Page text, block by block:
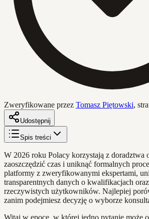
Zweryfikowane przez Tomasz Piętowski,
Udostępnij
Spis treści
W 2026 roku Polacy korzystają z doradztwa
zaoszczędzić czas i uniknąć formalnych
platformy z zweryfikowanymi ekspertami,
transparentnych danych o kwalifikacjach
rzeczywistych użytkowników. Najlepiej
zanim podejmiesz decyzję o wyborze
Witaj w epoce, w której jedno pytanie może